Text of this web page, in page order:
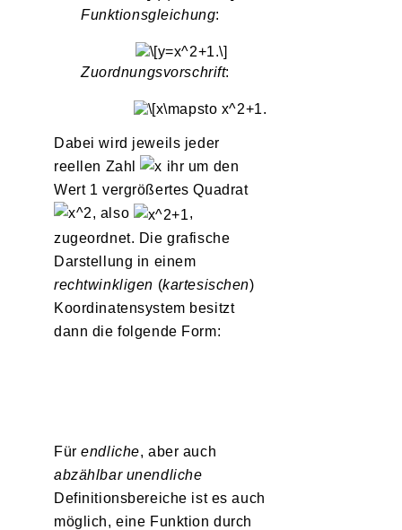
Funktionsgleichung:
Zuordnungsvorschrift:
Dabei wird jeweils jeder
reellen Zahl
ihr um den
Wert 1 vergrößertes Quadrat
, also
,
zugeordnet. Die grafische
Darstellung in einem
rechtwinkligen (kartesischen)
Koordinatensystem besitzt
dann die folgende Form:
Fürendliche, aber auch
abzählbar unendliche
Definitionsbereiche ist es auch
möglich, eine Funktion durch